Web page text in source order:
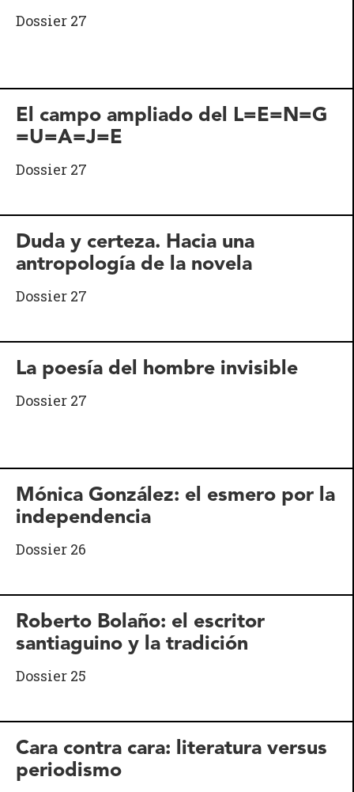
Dossier 27
El campo ampliado del L=E=N=G
=U=A=J=E
Dossier 27
Duda y certeza. Hacia una
antropología de la novela
Dossier 27
La poesía del hombre invisible
Dossier 27
Mónica González: el esmero por la
independencia
Dossier 26
Roberto Bolaño: el escritor
santiaguino y la tradición
Dossier 25
Cara contra cara: literatura versus
periodismo